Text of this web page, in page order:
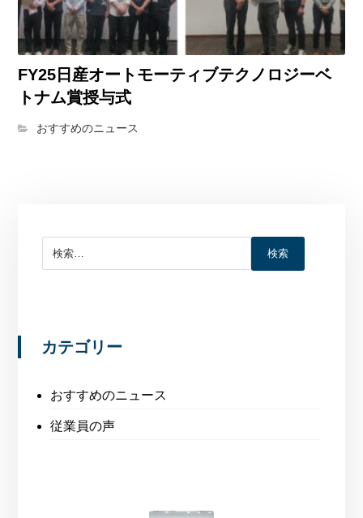
FY25日産オートモーティブテクノロジーベ
トナム賞授与式
おすすめのニュース
検索
カテゴリー
おすすめのニュース
従業員の声